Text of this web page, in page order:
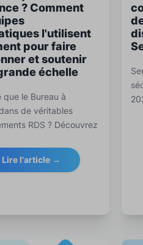
? Comment
l'utilisent
pour faire
et soutenir
échelle
que le Bureau à
de véritables
RDS ? Découvrez
utilisent RDP
pour faire
Lire l'article →